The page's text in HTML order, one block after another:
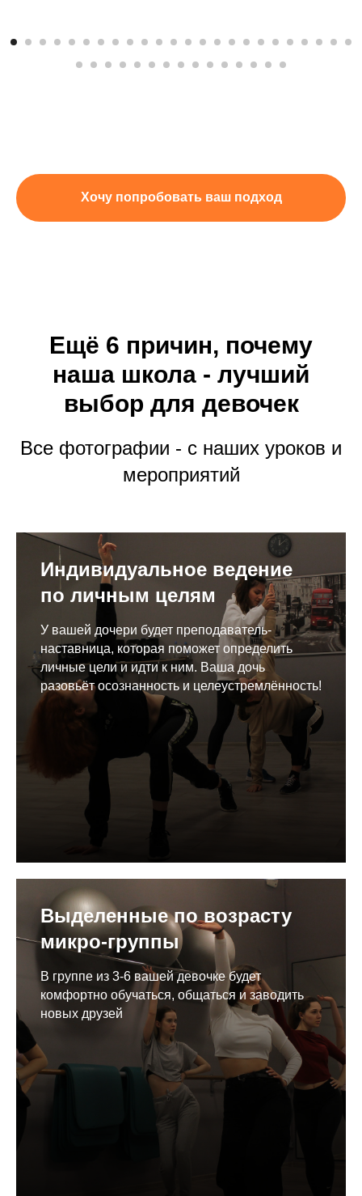
Хочу попробовать ваш подход
Ещё 6 причин, почему
наша школа - лучший
выбор для девочек
Все фотографии - с наших уроков и
мероприятий
Индивидуальное ведение
по личным целям
У вашей дочери будет преподаватель-
наставница, которая поможет определить
личные цели и идти к ним. Ваша дочь
разовьёт осознанность и целеустремлённость!
Выделенные по возрасту
микро-группы
В группе из 3-6 вашей девочке будет
комфортно обучаться, общаться и заводить
новых друзей